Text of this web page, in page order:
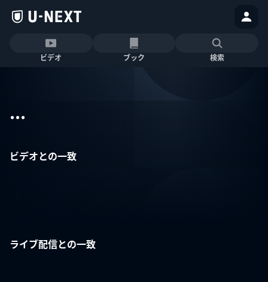
ビデオ ブック 検索
...
ビデオとの一致
ライブ配信との一致